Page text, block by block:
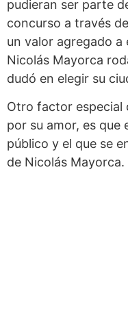
pudieran ser parte
concurso a través
un valor agregado
Nicolás Mayorca
dudó en elegir su
Otro factor especial
por su amor, es que
público y el que se
de Nicolás Mayorca.